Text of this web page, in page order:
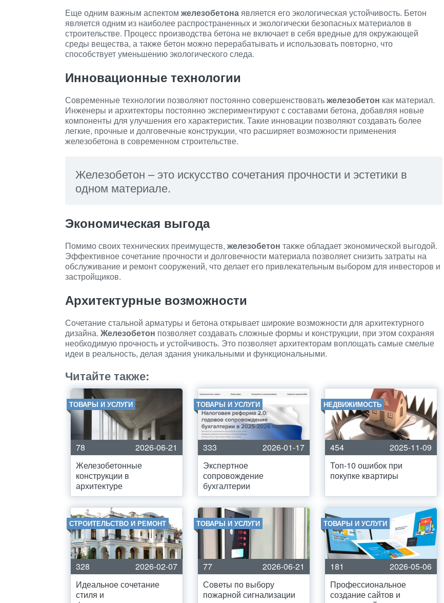
Еще одним важным аспектом железобетонаявляется его экологическая устойчивость. Бетон
является одним из наиболее распространенных и экологически безопасных материалов в
строительстве. Процесс производства бетона не включает в себя вредные для окружающей
среды вещества, а также бетон можно перерабатывать и использовать повторно, что
способствует уменьшению экологического следа.
Инновационные технологии
Современные технологии позволяют постоянно совершенствоватьжелезобетон как материал.
Инженеры и архитекторы постоянно экспериментируют с составами бетона, добавляя новые
компоненты для улучшения его характеристик. Такие инновации позволяют создавать более
легкие, прочные и долговечные конструкции, что расширяет возможности применения
железобетона в современном строительстве.
Железобетон – это искусство сочетания прочности и эстетики в
одном материале.
Экономическая выгода
Помимо своих технических преимуществ, железобетон также обладает экономической выгодой.
Эффективное сочетание прочности и долговечности материала позволяет снизить затраты на
обслуживание и ремонт сооружений, что делает его привлекательным выбором для инвесторов и
застройщиков.
Архитектурные возможности
Сочетание стальной арматуры и бетона открывает широкие возможности для архитектурного
дизайна. Железобетон позволяет создавать сложные формы и конструкции, при этом сохраняя
необходимую прочность и устойчивость. Это позволяет архитекторам воплощать самые смелые
идеи в реальность, делая здания уникальными и функциональными.
Читайте также:
ТОВАРЫ И УСЛУГИ
78
2026-06-21
Железобетонные
конструкции в
архитектуре
ТОВАРЫ И УСЛУГИ
333
2026-01-17
Экспертное
сопровождение
бухгалтерии
НЕДВИЖИМОСТЬ
454
2025-11-09
Топ-10 ошибок при
покупке квартиры
СТРОИТЕЛЬСТВО И РЕМОНТ
328
2026-02-07
Идеальное сочетание
стиля и
ТОВАРЫ И УСЛУГИ
77
2026-06-21
Советы по выбору
пожарной сигнализации
ТОВАРЫ И УСЛУГИ
181
2026-05-06
Профессиональное
создание сайтов и